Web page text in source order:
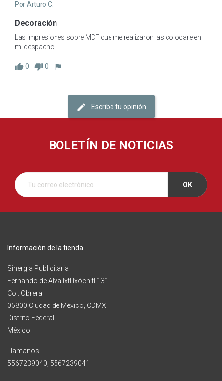
Por Arturo C.
Decoración
Las impresiones sobre MDF que me realizaron las colocare en
mi despacho.
0 0
Escribe tu opinión
BOLETÍN DE NOTICIAS
Información de la tienda
Sinergia Publicitaria
Fernando de Alva Ixtlilxóchitl 131
Col. Obrera
06800 Ciudad de México, CDMX
Distrito Federal
México
Llamanos:
5567239040, 5567239041